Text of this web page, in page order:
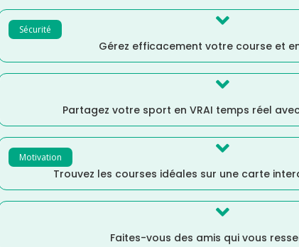
Sécurité 
Gérez efficacement votre course et

Partagez votre sport en VRAI temps réel
Motivation 
Trouvez les courses idéales sur une carte

Faites-vous des amis qui vous